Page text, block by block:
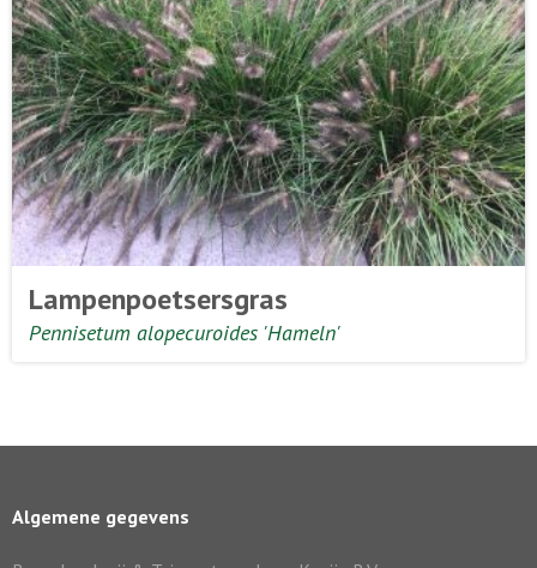
Lampenpoetsersgras
Pennisetum alopecuroides 'Hameln'
Algemene gegevens